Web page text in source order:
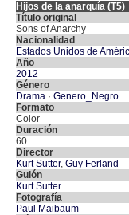
Hijos de la anarquía (T5)
Título original
Sons of Anarchy
Nacionalidad
Estados Unidos de
Año
2012
Género
Drama · Genero_Negro
Formato
Color
Duración
60
Director
Kurt Sutter, Guy Ferland
Guión
Kurt Sutter
Fotografía
Paul Maibaum